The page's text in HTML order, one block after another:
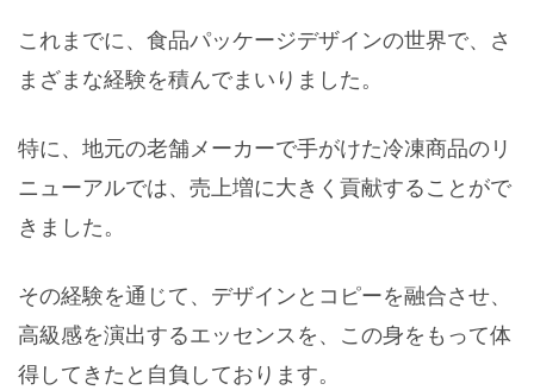
これまでに、食品パッケージデザインの世界で、さ
まざまな経験を積んでまいりました。
特に、地元の老舗メーカーで手がけた冷凍商品のリ
ニューアルでは、売上増に大きく貢献することがで
きました。
その経験を通じて、デザインとコピーを融合させ、
高級感を演出するエッセンスを、この身をもって体
得してきたと自負しております。